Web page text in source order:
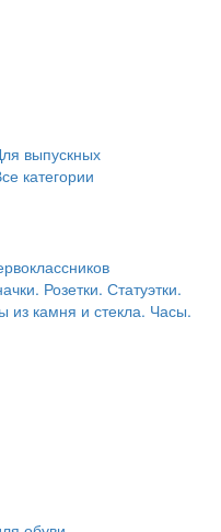
выпускных
категории
Розетки. Статуэтки.
из камня и стекла. Часы.